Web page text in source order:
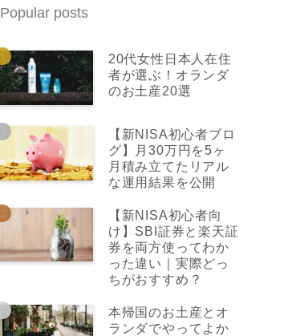
Popular posts
20代女性日本人在住
者が選ぶ！オランダ
のお土産20選
【新NISA初心者ブロ
グ】月30万円を5ヶ
月積み立てたリアル
な運用結果を公開
【新NISA初心者向
け】SBI証券と楽天証
券を両方使ってわか
った違い｜実際どっ
ちがおすすめ？
本帰国のお土産とオ
ランダでやってよか